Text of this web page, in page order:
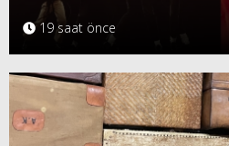
19 saat önce